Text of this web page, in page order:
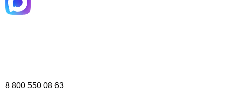
8 800 550 08 63